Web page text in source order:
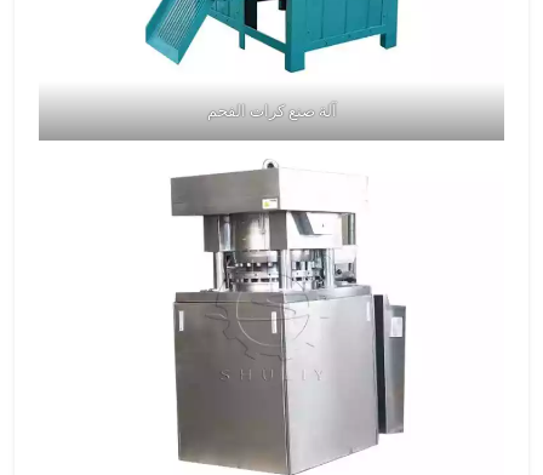
آلة صنع كرات الفحم